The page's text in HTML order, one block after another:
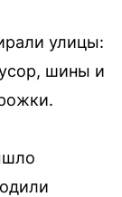
улицы:
шины и